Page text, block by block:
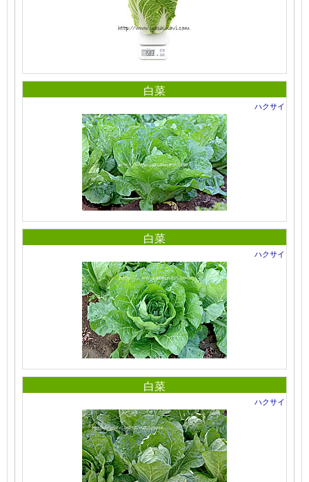
白菜
ハクサイ
白菜
ハクサイ
白菜
ハクサイ